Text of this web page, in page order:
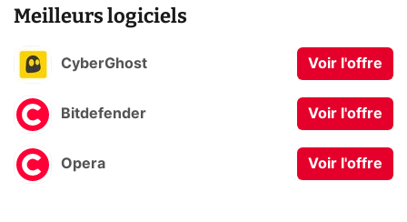
Meilleurs logiciels
CyberGhost Voir l'offre
Bitdefender Voir l'offre
Opera Voir l'offre